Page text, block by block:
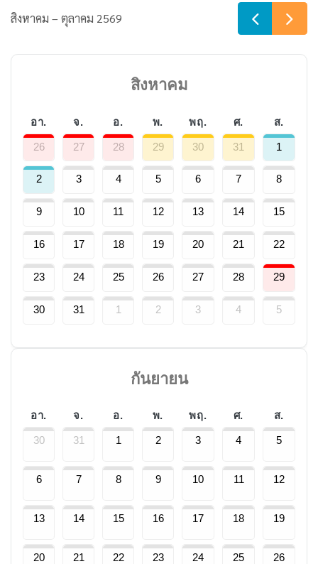
สิงหาคม – ตุลาคม 2569
สิงหาคม
อา. จ. อ. พ. พฤ. ศ. ส.
26 27 28 29 30 31 1
2 3 4 5 6 7 8
9 10 11 12 13 14 15
16 17 18 19 20 21 22
23 24 25 26 27 28 29
30 31 1 2 3 4 5
กันยายน
อา. จ. อ. พ. พฤ. ศ. ส.
30 31 1 2 3 4 5
6 7 8 9 10 11 12
13 14 15 16 17 18 19
20 21 22 23 24 25 26